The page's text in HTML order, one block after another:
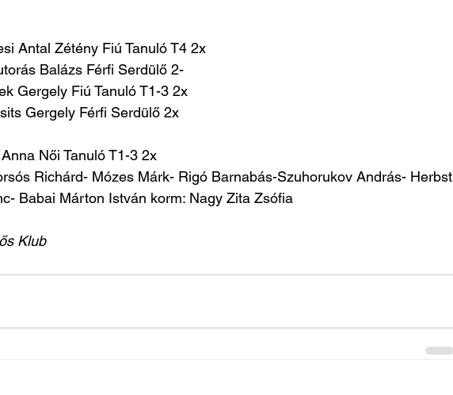
Antal Zétény Fiú Tanuló T4 2x
Balázs Férfi Serdülő 2-
Gergely Fiú Tanuló T1-3 2x
Gergely Férfi Serdülő 2x
Női Tanuló T1-3 2x
Richárd- Mózes Márk- Rigó Barnabás-Szuhorukov András- Herbst
Babai Márton István korm: Nagy Zita Zsófia
Klub